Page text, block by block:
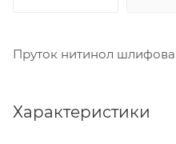
Пруток нитинол
Характеристики